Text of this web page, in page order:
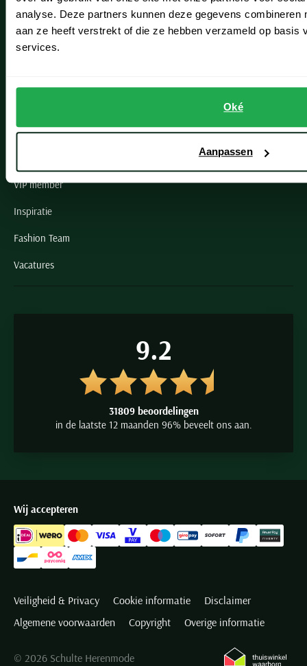
analyse. Deze partners kunnen deze gegevens combineren
aan ze heeft verstrekt of die ze hebben verzameld op basis
services.
Oké
Aanpassen
Noordwijk
Oegstgeest
Grote maten herenkleding
VIP member
Inspiratie
Fashion Team
Vacatures
9.2
31809 beoordelingen
in de laatste 12 maanden 96% beveelt ons aan.
Wij accepteren
Veiligheid & Privacy Cookie informatie
Disclaimer
Algemene voorwaarden
Copyright Overige informatie
© 2026 Schulte Herenmode